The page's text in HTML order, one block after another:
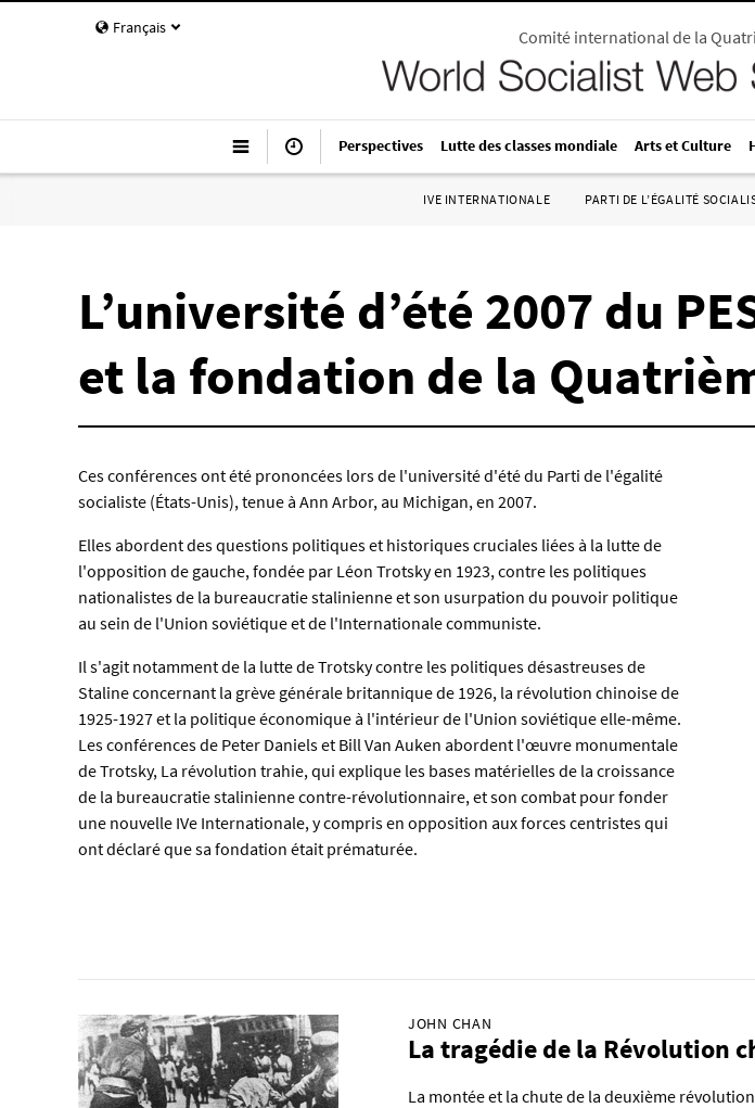
Français Comité international de la
Perspectives Lutte des classes mondiale Arts et Culture
IVE INTERNATIONALE PARTI DE L’ÉGALITÉ
L’université d’été 2007 du
et la fondation de la
Ces conférences ont été prononcées lors de l'université d'été du Parti de l'égalité
socialiste (États-Unis), tenue à Ann Arbor, au Michigan, en 2007.
Elles abordent des questions politiques et historiques cruciales liées à la lutte de
l'opposition de gauche, fondée par Léon Trotsky en 1923, contre les politiques
nationalistes de la bureaucratie stalinienne et son usurpation du pouvoir politique
au sein de l'Union soviétique et de l'Internationale communiste.
Il s'agit notamment de la lutte de Trotsky contre les politiques désastreuses de
Staline concernant la grève générale britannique de 1926, la révolution chinoise de
1925-1927 et la politique économique à l'intérieur de l'Union soviétique elle-même.
Les conférences de Peter Daniels et Bill Van Auken abordent l'œuvre monumentale
de Trotsky, La révolution trahie, qui explique les bases matérielles de la croissance
de la bureaucratie stalinienne contre-révolutionnaire, et son combat pour fonder
une nouvelle IVe Internationale, y compris en opposition aux forces centristes qui
ont déclaré que sa fondation était prématurée.
JOHN CHAN
La tragédie de la Révolution
La montée et la chute de la deuxième